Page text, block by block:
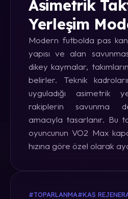
Asimetrik
Yerleşim
Modern futbolda pas
yapısı ve alan
dikey kaymalar,
belirler. Teknik
uyguladığı asimetrik
rakiplerin savunma
amacıyla tasarlanır. Bu
oyuncunun VO2 Max
hızına göre özel olarak
#TOPARLANMA#KAS